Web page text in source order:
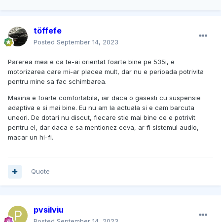
töffefe
Posted September 14, 2023
Parerea mea e ca te-ai orientat foarte bine pe 535i, e
motorizarea care mi-ar placea mult, dar nu e perioada potrivita
pentru mine sa fac schimbarea.
Masina e foarte comfortabila, iar daca o gasesti cu suspensie
adaptiva e si mai bine. Eu nu am la actuala si e cam barcuta
uneori. De dotari nu discut, fiecare stie mai bine ce e potrivit
pentru el, dar daca e sa mentionez ceva, ar fi sistemul audio,
macar un hi-fi.
Quote
pvsilviu